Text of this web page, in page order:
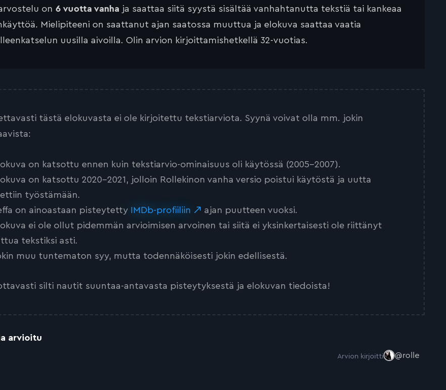
on 6 vuotta vanha ja saattaa siitä syystä sisältää vanhahtanutta tekstiä tai kankeaa
Mielipiteeni on saattanut ajan saatossa muuttua ja elokuva saattaa vaatia
uusilla aivoilla. Olin arvion kirjoittamishetkellä 32-vuotias.
tästä elokuvasta ei ole kirjoitettu tekstiarviota. Syynä voivat olla mm. jokin
on katsottu ennen kuin tekstiarvio-ominaisuus oli käytössä (2005-2007).
on katsottu 2020-2021, jolloin Rollekinon vanha versio poistui käytöstä ja uutta
työstämään.
on ainoastaan pisteytetty IMDb-profiiliin
ajan puutteen vuoksi.
ei ole ollut pidemmän arvioimisen arvoinen tai siitä ei yksinkertaisesti ole riittänyt
tekstiksi asti.
muu tuntematon syy, mutta todennäköisesti jokin edellisestä.
silti nautit suuntaa-antavasta pisteytyksestä ja elokuvan tiedoista!
arvioitu
Arvion kirjoitti @rolle